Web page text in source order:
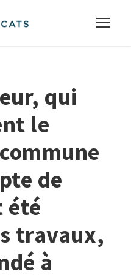
qui
le
de
été
travaux,
à